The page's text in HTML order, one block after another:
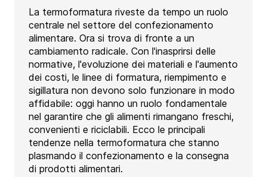
La termoformatura riveste da tempo un ruolo
centrale nel settore del confezionamento
alimentare. Ora si trova di fronte a un
cambiamento radicale. Con l'inasprirsi delle
normative, l'evoluzione dei materiali e l'aumento
dei costi, le linee di formatura, riempimento e
sigillatura non devono solo funzionare in modo
affidabile: oggi hanno un ruolo fondamentale
nel garantire che gli alimenti rimangano freschi,
convenienti e riciclabili. Ecco le principali
tendenze nella termoformatura che stanno
plasmando il confezionamento e la consegna
di prodotti alimentari.